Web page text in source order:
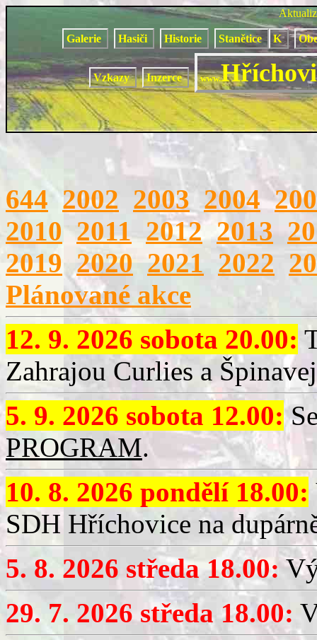
Galerie Hasiči Historie Stanětice K
Vzkazy Inzerce www.
644 2002 2003 2004
2010 2011 2012 2013
2019 2020 2021 2022
Plánované akce
12. 9. 2026 sobota 20.00:
Zahrajou Curlies a
5. 9. 2026 sobota 12.00:
PROGRAM.
10. 8. 2026 pondělí 18.00:
SDH Hříchovice na
5. 8. 2026 středa 18.00:
29. 7. 2026 středa 18.00: